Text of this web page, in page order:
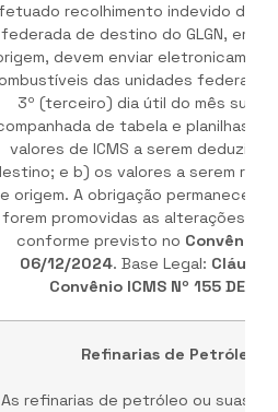
recolhimento indevido do
federada de destino do GLGN, em
devem enviar
das unidades
3º (terceiro) dia útil do mês
de tabela e planilhas
valores de ICMS a serem
e b) os valores a serem
origem. A obrigação permanece
forem promovidas as alterações no
conforme previsto no Convênio
06/12/2024. Base Legal:
Convênio ICMS Nº 155 DE
Refinarias de Petróleo /
As refinarias de petróleo ou suas